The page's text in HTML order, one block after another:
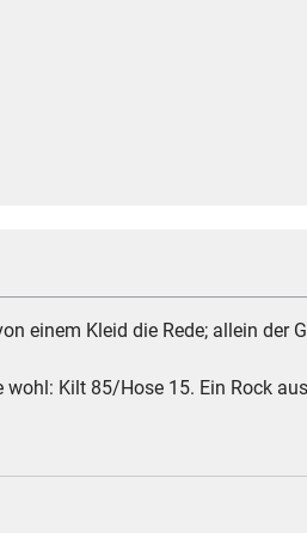
einem Kleid die Rede; allein der
Kilt 85/Hose 15. Ein Rock